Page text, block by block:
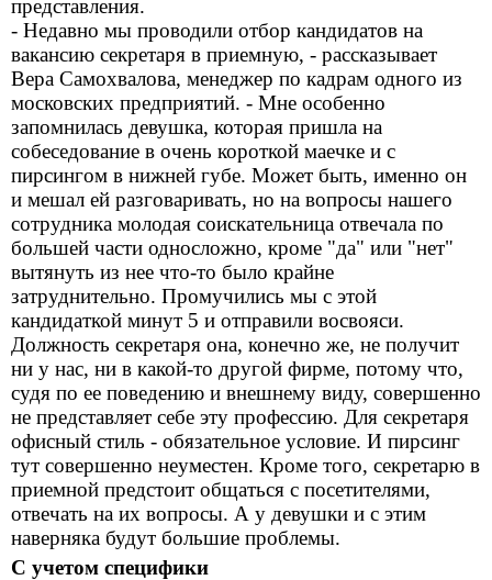
представления.
- Недавно мы проводили отбор кандидатов на
вакансию секретаря в приемную, - рассказывает
Вера Самохвалова, менеджер по кадрам одного из
московских предприятий. - Мне особенно
запомнилась девушка, которая пришла на
собеседование в очень короткой маечке и с
пирсингом в нижней губе. Может быть, именно он
и мешал ей разговаривать, но на вопросы нашего
сотрудника молодая соискательница отвечала по
большей части односложно, кроме "да" или "нет"
вытянуть из нее что-то было крайне
затруднительно. Промучились мы с этой
кандидаткой минут 5 и отправили восвояси.
Должность секретаря она, конечно же, не получит
ни у нас, ни в какой-то другой фирме, потому что,
судя по ее поведению и внешнему виду, совершенно
не представляет себе эту профессию. Для секретаря
офисный стиль - обязательное условие. И пирсинг
тут совершенно неуместен. Кроме того, секретарю в
приемной предстоит общаться с посетителями,
отвечать на их вопросы. А у девушки и с этим
наверняка будут большие проблемы.
С учетом специфики